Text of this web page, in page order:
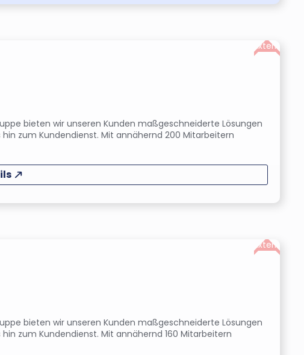
bieten wir unseren Kunden maßgeschneiderte Lösungen
zum Kundendienst. Mit annähernd 200 Mitarbeitern
Extern
bieten wir unseren Kunden maßgeschneiderte Lösungen
zum Kundendienst. Mit annähernd 160 Mitarbeitern
Extern